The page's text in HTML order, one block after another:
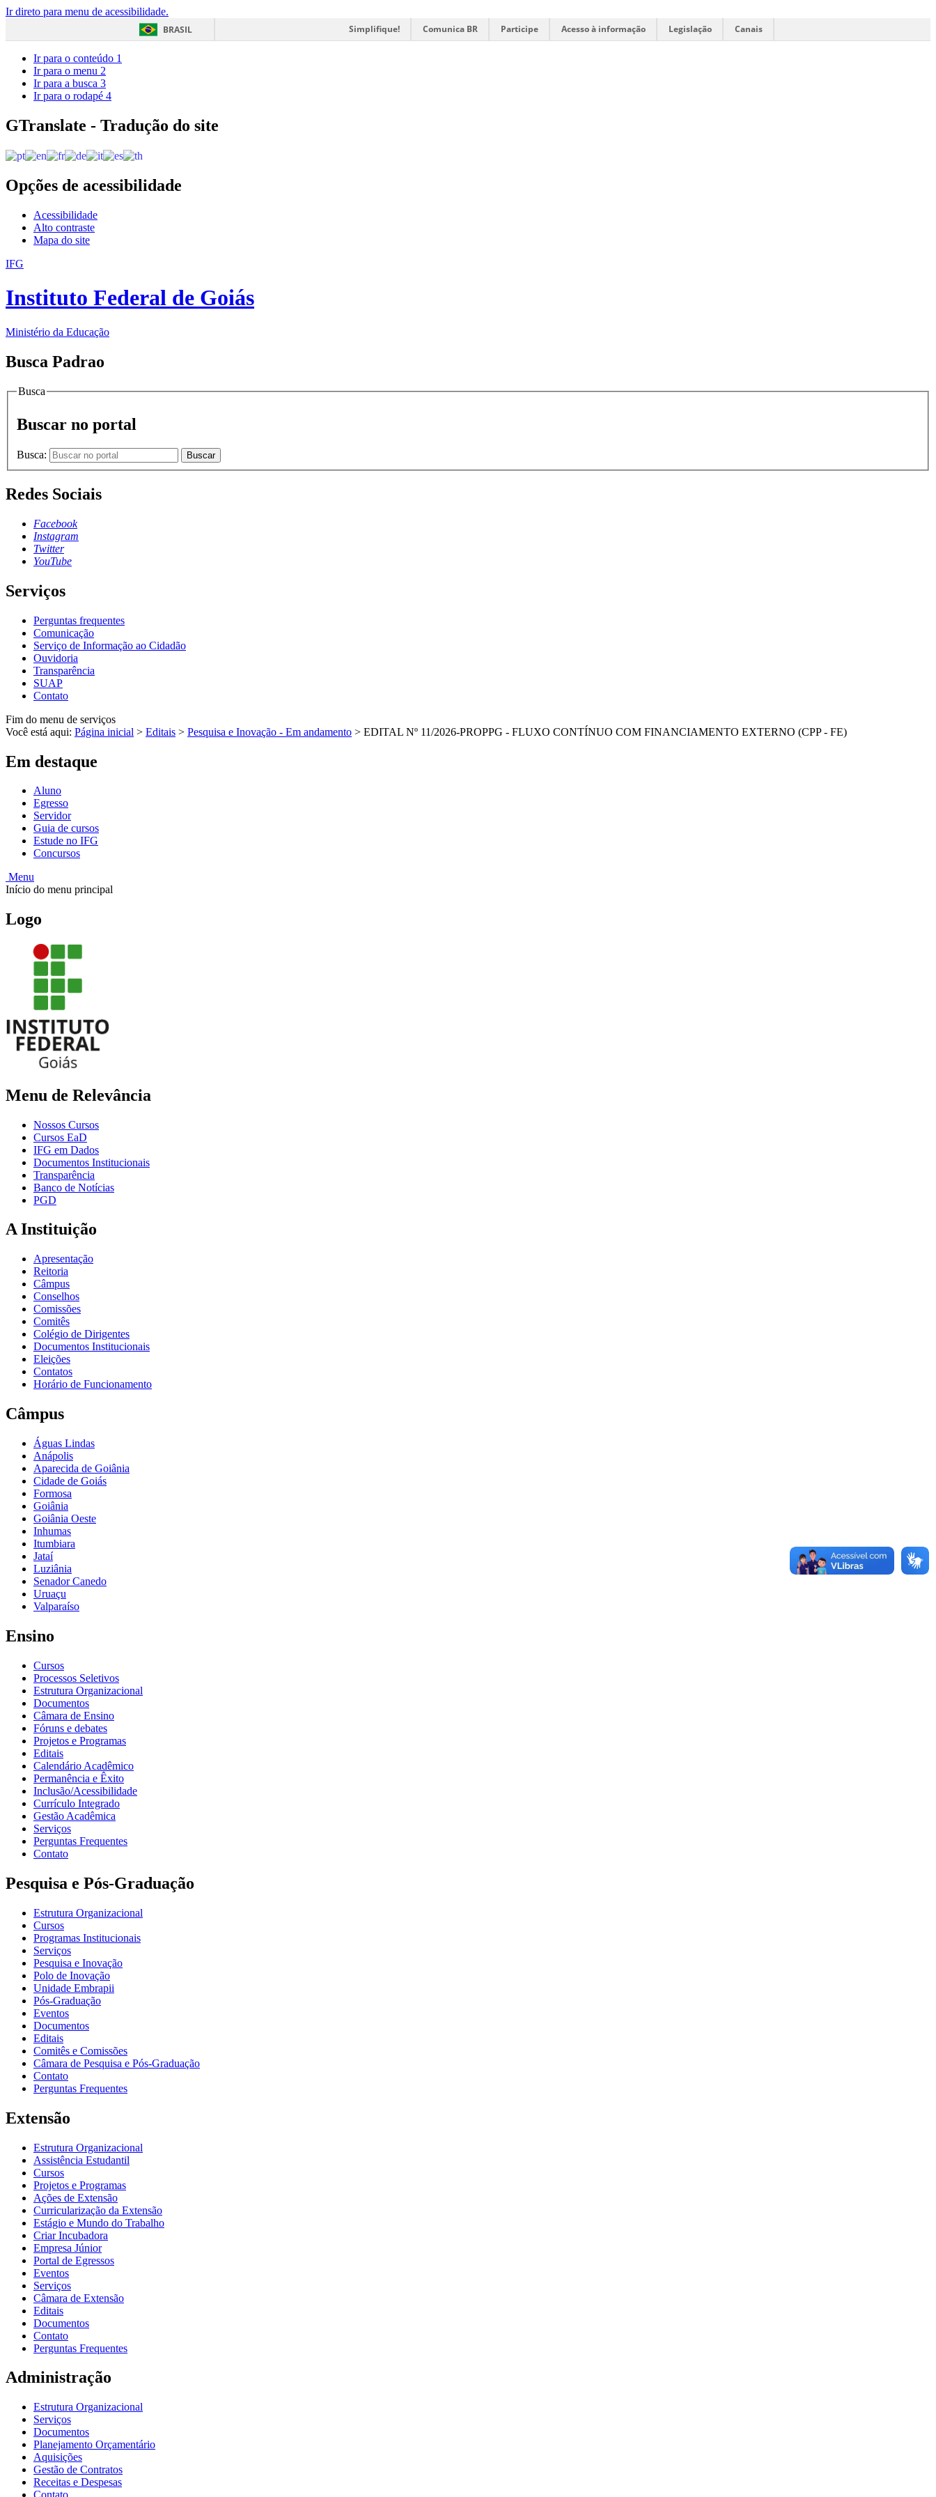
Ir direto para menu de acessibilidade.
BRASIL
Simplifique! Comunica BR Participe Acesso à informação Legislação Canais
Ir para o conteúdo 1
Ir para o menu 2
Ir para a busca 3
Ir para o rodapé 4
GTranslate - Tradução do site
Opções de acessibilidade
Acessibilidade
Alto contraste
Mapa do site
IFG
Instituto Federal de Goiás
Ministério da Educação
Busca Padrao
Busca
Buscar no portal
Busca: Buscar
Redes Sociais
Facebook
Instagram
Twitter
YouTube
Serviços
Perguntas frequentes
Comunicação
Serviço de Informação ao Cidadão
Ouvidoria
Transparência
SUAP
Contato
Fim do menu de serviços
Você está aqui: Página inicial > Editais > Pesquisa e Inovação - Em andamento > EDITAL Nº 11/2026-PROPPG - FLUXO CONTÍNUO COM FINANCIAMENTO EXTERNO (CPP - FE)
Em destaque
Aluno
Egresso
Servidor
Guia de cursos
Estude no IFG
Concursos
Menu
Início do menu principal
Logo
Menu de Relevância
Nossos Cursos
Cursos EaD
IFG em Dados
Documentos Institucionais
Transparência
Banco de Notícias
PGD
A Instituição
Apresentação
Reitoria
Câmpus
Conselhos
Comissões
Comitês
Colégio de Dirigentes
Documentos Institucionais
Eleições
Contatos
Horário de Funcionamento
Câmpus
Águas Lindas
Anápolis
Aparecida de Goiânia
Cidade de Goiás
Formosa
Goiânia
Goiânia Oeste
Inhumas
Itumbiara
Jataí
Luziânia
Senador Canedo
Uruaçu
Valparaíso
Ensino
Cursos
Processos Seletivos
Estrutura Organizacional
Documentos
Câmara de Ensino
Fóruns e debates
Projetos e Programas
Editais
Calendário Acadêmico
Permanência e Êxito
Inclusão/Acessibilidade
Currículo Integrado
Gestão Acadêmica
Serviços
Perguntas Frequentes
Contato
Pesquisa e Pós-Graduação
Estrutura Organizacional
Cursos
Programas Institucionais
Serviços
Pesquisa e Inovação
Polo de Inovação
Unidade Embrapii
Pós-Graduação
Eventos
Documentos
Editais
Comitês e Comissões
Câmara de Pesquisa e Pós-Graduação
Contato
Perguntas Frequentes
Extensão
Estrutura Organizacional
Assistência Estudantil
Cursos
Projetos e Programas
Ações de Extensão
Curricularização da Extensão
Estágio e Mundo do Trabalho
Criar Incubadora
Empresa Júnior
Portal de Egressos
Eventos
Serviços
Câmara de Extensão
Editais
Documentos
Contato
Perguntas Frequentes
Administração
Estrutura Organizacional
Serviços
Documentos
Planejamento Orçamentário
Aquisições
Gestão de Contratos
Receitas e Despesas